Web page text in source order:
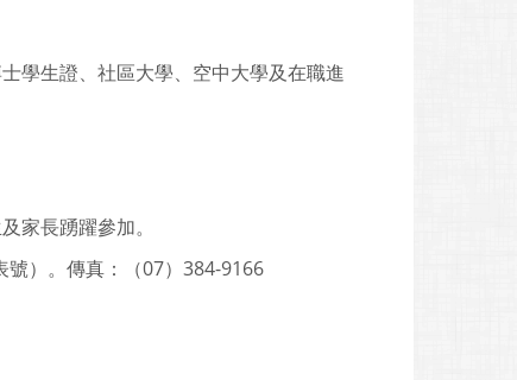
學生證、社區大學、空中大學及在職進
家長踴躍參加。
）。傳真：（07）384-9166